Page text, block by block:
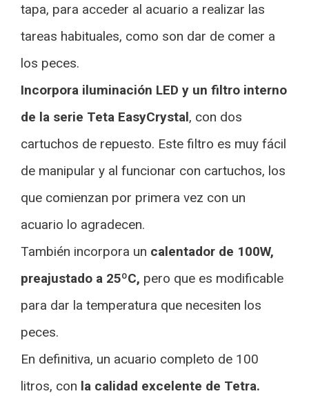
tapa, para acceder al acuario a realizar las
tareas habituales, como son dar de comer a
los peces.
Incorpora iluminación LED y un filtro interno
de la serie Teta EasyCrystal, con dos
cartuchos de repuesto. Este filtro es muy fácil
de manipular y al funcionar con cartuchos, los
que comienzan por primera vez con un
acuario lo agradecen.
También incorpora un calentador de 100W,
preajustado a 25ºC, pero que es modificable
para dar la temperatura que necesiten los
peces.
En definitiva, un acuario completo de 100
litros, con la calidad excelente de Tetra.